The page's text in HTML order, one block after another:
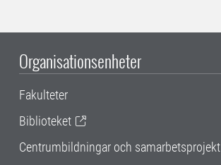
Organisationsenheter
Fakulteter
Biblioteket
Centrumbildningar och samarbetsprojekt